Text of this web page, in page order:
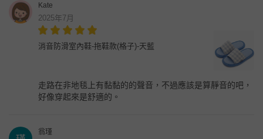
Kate
2025年7月
消音防滑室內鞋-拖鞋款(格子)-天藍
走路在非地毯上有黏黏的的聲音，不過應該是算靜音的吧，
好像穿起來是舒適的。
翁瑾